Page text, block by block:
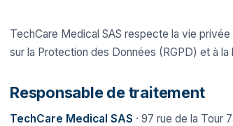
TechCare Medical SAS respecte la vie
sur la Protection des Données (RGPD) et à
Responsable de traitement
TechCare Medical SAS · 97 rue de la Tour